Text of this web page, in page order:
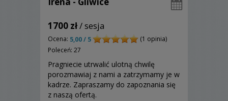
1700 zł/ sesja
Ocena: 5,00 / 5
(1 opinia)
Poleceń: 27
Pragniecie utrwalić ulotną chwilę
porozmawiaj z nami a zatrzymamy je w
kadrze. Zapraszamy do zapoznania się
z naszą ofertą.